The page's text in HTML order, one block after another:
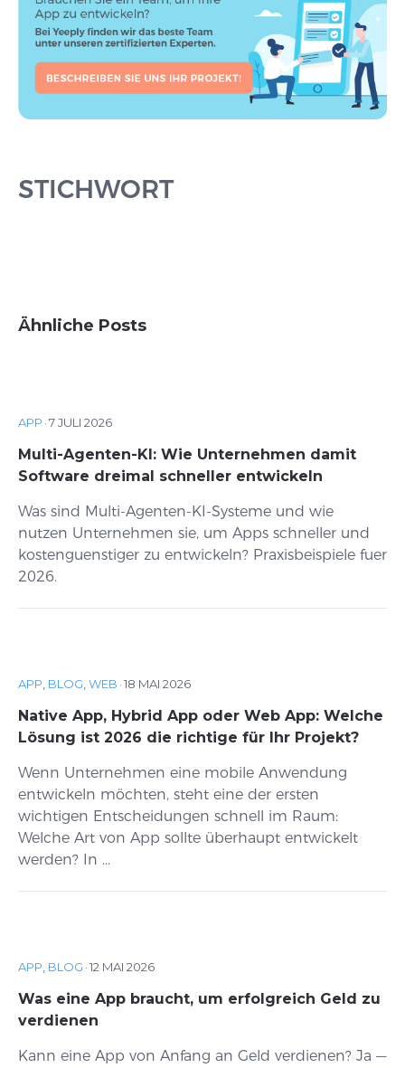
STICHWORT
Ähnliche Posts
APP ·7 JULI 2026
Multi-Agenten-KI: Wie Unternehmen damit
Software dreimal schneller entwickeln
Was sind Multi-Agenten-KI-Systeme und wie
nutzen Unternehmen sie, um Apps schneller und
kostenguenstiger zu entwickeln? Praxisbeispiele fuer
2026.
APP BLOG WEB ·18 MAI 2026
Native App, Hybrid App oder Web App: Welche
Lösung ist 2026 die richtige für Ihr Projekt?
Wenn Unternehmen eine mobile Anwendung
entwickeln möchten, steht eine der ersten
wichtigen Entscheidungen schnell im Raum:
Welche Art von App sollte überhaupt entwickelt
werden? In ...
APP BLOG ·12 MAI 2026
Was eine App braucht, um erfolgreich Geld zu
verdienen
Kann eine App von Anfang an Geld verdienen? Ja —